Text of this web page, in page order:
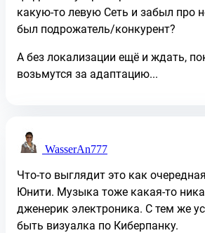
какую-то левую Сеть и забыл про
был подрожатель/конкурент?
А без локализации ещё и ждать,
возьмутся за адаптацию...
WasserAn777
Что-то выглядит это как
Юнити. Музыка тоже какая-то
дженерик электроника. С тем же
быть визуалка по Киберпанку.